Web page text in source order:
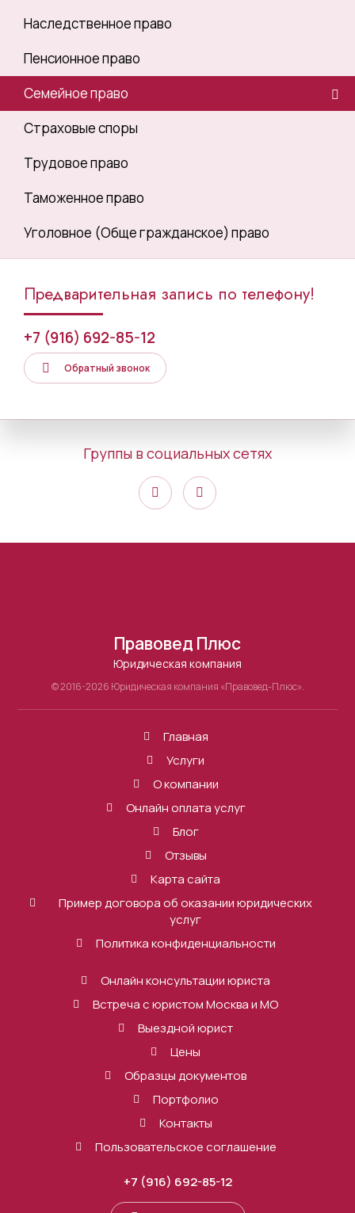
Наследственное право
Пенсионное право
Семейное право
Страховые споры
Трудовое право
Таможенное право
Уголовное (Обще гражданское) право
Предварительная запись по телефону!
+7 (916) 692-85-12
Обратный звонок
Группы в социальных сетях
Правовед Плюс
Юридическая компания
© 2016-2026 Юридическая компания «Правовед-Плюс».
Главная
Услуги
О компании
Онлайн оплата услуг
Блог
Отзывы
Карта сайта
Пример договора об оказании юридических
услуг
Политика конфиденциальности
Онлайн консультации юриста
Встреча с юристом Москва и МО
Выездной юрист
Цены
Образцы документов
Портфолио
Контакты
Пользовательское соглашение
+7 (916) 692-85-12